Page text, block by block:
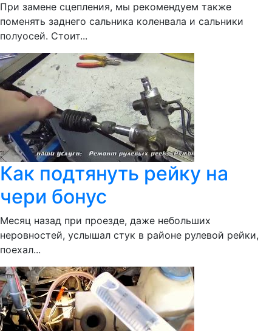
При замене сцепления, мы рекомендуем также
поменять заднего сальника коленвала и сальники
полуосей. Стоит...
Как подтянуть рейку на
чери бонус
Месяц назад при проезде, даже небольших
неровностей, услышал стук в районе рулевой рейки,
поехал...